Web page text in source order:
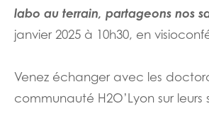
labo au terrain, partageons nos
janvier 2025 à 10h30, en
Venez échanger avec les
communauté H2O’Lyon sur leurs